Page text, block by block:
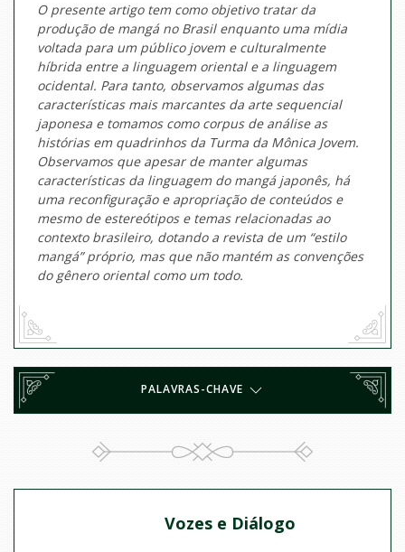
O presente artigo tem como objetivo tratar da
produção de mangá no Brasil enquanto uma mídia
voltada para um público jovem e culturalmente
híbrida entre a linguagem oriental e a linguagem
ocidental. Para tanto, observamos algumas das
características mais marcantes da arte sequencial
japonesa e tomamos como corpus de análise as
histórias em quadrinhos da Turma da Mônica Jovem.
Observamos que apesar de manter algumas
características da linguagem do mangá japonês, há
uma reconfiguração e apropriação de conteúdos e
mesmo de estereótipos e temas relacionadas ao
contexto brasileiro, dotando a revista de um “estilo
mangá” próprio, mas que não mantém as convenções
do gênero oriental como um todo.
PALAVRAS-CHAVE
Vozes e Diálogo